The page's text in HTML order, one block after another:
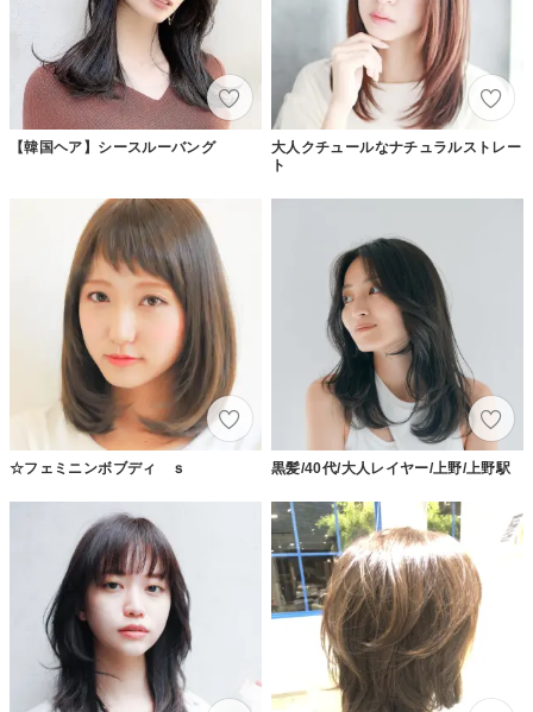
【韓国ヘア】シースルーバング
大人クチュールなナチュラルストレー
ト
☆フェミニンボブディ ｓ 黒髪/40代/大人レイヤー/上野/上野駅